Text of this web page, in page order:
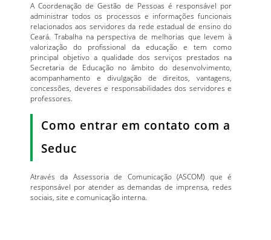
A Coordenação de Gestão de Pessoas é responsável por
administrar todos os processos e informações funcionais
relacionados aos servidores da rede estadual de ensino do
Ceará. Trabalha na perspectiva de melhorias que levem à
valorização do profissional da educação e tem como
principal objetivo a qualidade dos serviços prestados na
Secretaria de Educação no âmbito do desenvolvimento,
acompanhamento e divulgação de direitos, vantagens,
concessões, deveres e responsabilidades dos servidores e
professores.
Como entrar em contato com a
Seduc
Através da Assessoria de Comunicação (ASCOM) que é
responsável por atender as demandas de imprensa, redes
sociais, site e comunicação interna.